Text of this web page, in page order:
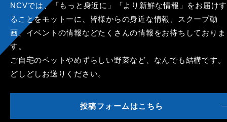
NCVでは、「もっと身近に」「より新鮮な情報」をお届けす
ることをモットーに、皆様からの身近な情報、スクープ動
画、イベントの情報などたくさんの情報をお待ちしておりま
す。
ご自宅のペットやめずらしい野菜など、なんでも結構です。
どしどしお送りください。
投稿フォームはこちら